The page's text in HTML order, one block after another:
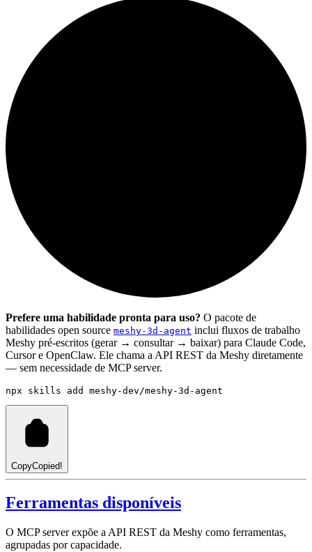
Prefere uma habilidade pronta para uso? O pacote de
habilidades open source meshy-3d-agent inclui fluxos de trabalho
Meshy pré-escritos (gerar → consultar → baixar) para Claude Code,
Cursor e OpenClaw. Ele chama a API REST da Meshy diretamente
— sem necessidade de MCP server.
npx skills add meshy-dev/meshy-3d-agent
CopyCopied!
Ferramentas disponíveis
O MCP server expõe a API REST da Meshy como ferramentas,
agrupadas por capacidade.